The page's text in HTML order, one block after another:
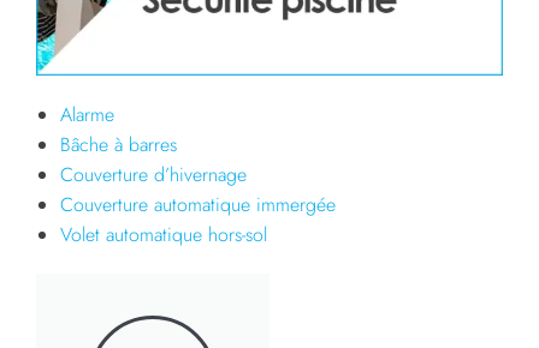
Alarme
Bâche à barres
Couverture d’hivernage
Couverture automatique immergée
Volet automatique hors-sol